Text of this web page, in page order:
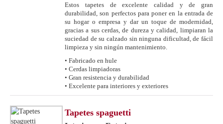
Estos tapetes de excelente calidad y de gran
durabilidad, son perfectos para poner en la entrada de
su hogar o empresa y dar un toque de modernidad,
gracias a sus cerdas, de dureza y calidad, limpiaran la
suciedad de su calzado sin ninguna dificultad, de fácil
limpieza y sin ningún mantenimiento.
• Fabricado en hule
• Cerdas limpiadoras
• Gran resistencia y durabilidad
• Excelente para interiores y exteriores
Tapetes spaguetti